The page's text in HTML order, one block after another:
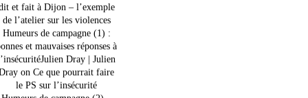
et fait à Dijon – l’exemple
de l’atelier sur les violences
Humeurs de campagne (1) :
et mauvaises réponses à
Dray | Julien
on Ce que pourrait faire
le PS sur l’insécurité